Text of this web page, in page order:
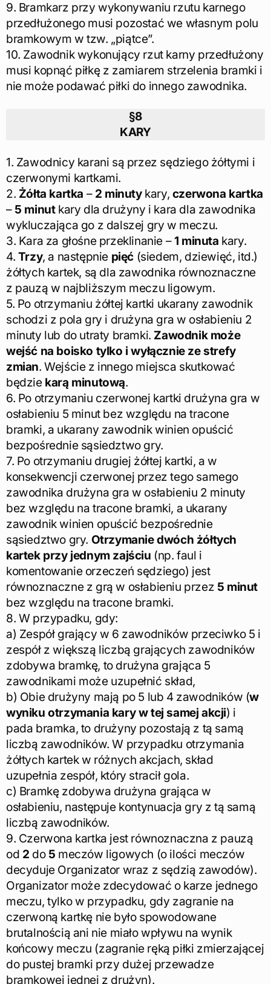
9. Bramkarz przy wykonywaniu rzutu karnego
przedłużonego musi pozostać we własnym polu
bramkowym w tzw. „piątce”.
10. Zawodnik wykonujący rzut karny przedłużony
musi kopnąć piłkę z zamiarem strzelenia bramki i
nie może podawać piłki do innego zawodnika.
§8
KARY
1. Zawodnicy karani są przez sędziego żółtymi i
czerwonymi kartkami.
2. Żółta kartka – 2 minutykary, czerwona kartka
– 5 minutkary dla drużyny i kara dla zawodnika
wykluczająca go z dalszej gry w meczu.
3. Kara za głośne przeklinanie –1 minuta kary.
4. Trzy, a następnie pięć (siedem, dziewięć, itd.)
żółtych kartek, są dla zawodnika równoznaczne
z pauzą w najbliższym meczu ligowym.
5. Po otrzymaniu żółtej kartki ukarany zawodnik
schodzi z pola gry i drużyna gra w osłabieniu 2
minuty lub do utraty bramki. Zawodnik może
wejść na boisko tylko i wyłącznie ze strefy
zmian. Wejście z innego miejsca skutkować
będzie karą minutową.
6. Po otrzymaniu czerwonej kartki drużyna gra w
osłabieniu 5 minut bez względu na tracone
bramki, a ukarany zawodnik winien opuścić
bezpośrednie sąsiedztwo gry.
7. Po otrzymaniu drugiej żółtej kartki, a w
konsekwencji czerwonej przez tego samego
zawodnika drużyna gra w osłabieniu 2 minuty
bez względu na tracone bramki, a ukarany
zawodnik winien opuścić bezpośrednie
sąsiedztwo gry. Otrzymanie dwóch żółtych
kartek przy jednym zajściu (np. faul i
komentowanie orzeczeń sędziego) jest
równoznaczne z grą w osłabieniu przez 5 minut
bez względu na tracone bramki.
8. W przypadku, gdy:
a) Zespół grający w 6 zawodników przeciwko 5 i
zespół z większą liczbą grających zawodników
zdobywa bramkę, to drużyna grająca 5
zawodnikami może uzupełnić skład,
b) Obie drużyny mają po 5 lub 4 zawodników (w
wyniku otrzymania kary w tej samej akcji) i
pada bramka, to drużyny pozostają z tą samą
liczbą zawodników. W przypadku otrzymania
żółtych kartek w różnych akcjach, skład
uzupełnia zespół, który stracił gola.
c) Bramkę zdobywa drużyna grająca w
osłabieniu, następuje kontynuacja gry z tą samą
liczbą zawodników.
9. Czerwona kartka jest równoznaczna z pauzą
od 2 do 5 meczów ligowych (o ilości meczów
decyduje Organizator wraz z sędzią zawodów).
Organizator może zdecydować o karze jednego
meczu, tylko w przypadku, gdy zagranie na
czerwoną kartkę nie było spowodowane
brutalnością ani nie miało wpływu na wynik
końcowy meczu (zagranie ręką piłki zmierzającej
do pustej bramki przy dużej przewadze
bramkowej jednej z drużyn).